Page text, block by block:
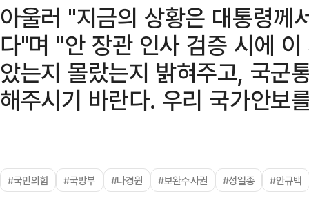
아울러 "지금의 상황은 대통령께
다"며 "안 장관 인사 검증 시에
았는지 몰랐는지 밝혀주고, 국군
해주시기 바란다. 우리 국가안보
#국민의힘 #국방부 #나경원 #보완수사권 #성일종 #안규백